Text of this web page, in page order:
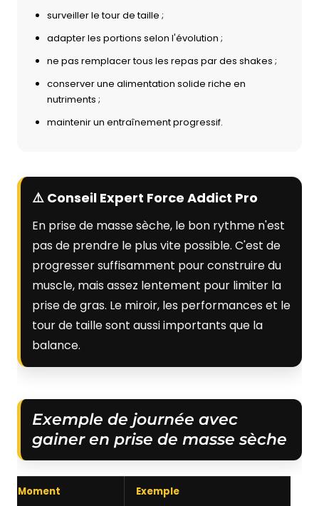
surveiller le tour de taille ;
adapter les portions selon l'évolution ;
ne pas remplacer tous les repas par des shakes ;
conserver une alimentation solide riche en
nutriments ;
maintenir un entraînement progressif.
⚠️ Conseil Expert Force Addict Pro
En prise de masse sèche, le bon rythme n'est
pas de prendre le plus vite possible. C'est de
progresser suffisamment pour construire du
muscle, mais assez lentement pour limiter la
prise de gras. Le miroir, les performances et le
tour de taille sont aussi importants que la
balance.
Exemple de journée avec
gainer en prise de masse sèche
Moment Exemple